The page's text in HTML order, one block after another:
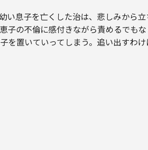
い息子を亡くした治は、悲しみから
子の不倫に感付きながら責めるでも
を置いていってしまう。追い出すわ